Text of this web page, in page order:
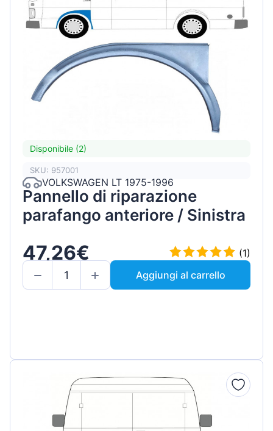
Disponibile (2)
SKU: 957001
VOLKSWAGEN LT 1975-1996
Pannello di riparazione
parafango anteriore / Sinistra
47,26€
(1)
Aggiungi al carrello